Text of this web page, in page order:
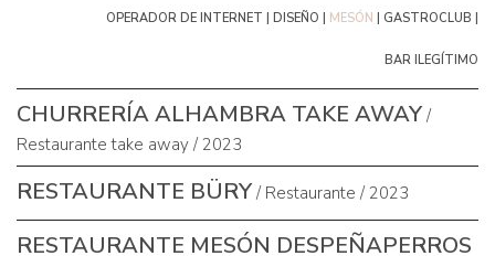
operador de internet diseño mesón gastroclub
bar ilegítimo
Churrería Alhambra take away /
Restaurante take away / 2023
Restaurante Büry / Restaurante / 2023
Restaurante Mesón Despeñaperros